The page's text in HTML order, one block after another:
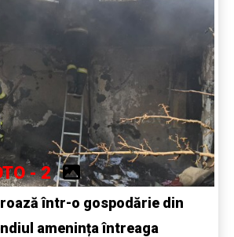
- 2
într-o gospodărie din
amenința întreaga